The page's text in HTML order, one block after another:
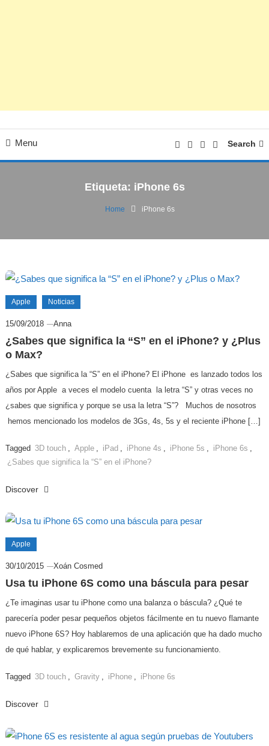
Menu Search
Etiqueta: iPhone 6s
Home iPhone 6s
Apple Noticias
15/09/2018 Anna
¿Sabes que significa la “S” en el iPhone? y ¿Plus
o Max?
¿Sabes que significa la “S” en el iPhone? El iPhone es lanzado todos los
años por Apple a veces el modelo cuenta la letra “S” y otras veces no
¿sabes que significa y porque se usa la letra “S”? Muchos de nosotros
hemos mencionado los modelos de 3Gs, 4s, 5s y el reciente iPhone […]
Tagged 3D touch Apple iPad iPhone 4s iPhone 5s iPhone 6s
¿Sabes que significa la “S” en el iPhone?
Discover
Apple
30/10/2015 Xoán Cosmed
Usa tu iPhone 6S como una báscula para pesar
¿Te imaginas usar tu iPhone como una balanza o báscula? ¿Qué te
parecería poder pesar pequeños objetos fácilmente en tu nuevo flamante
nuevo iPhone 6S? Hoy hablaremos de una aplicación que ha dado mucho
de qué hablar, y explicaremos brevemente su funcionamiento.
Tagged 3D touch Gravity iPhone iPhone 6s
Discover